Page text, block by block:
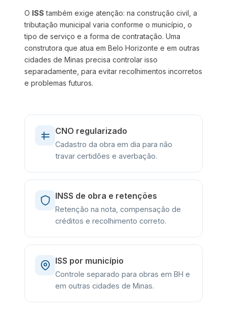
O ISS também exige atenção: na construção civil, a
tributação municipal varia conforme o município, o
tipo de serviço e a forma de contratação. Uma
construtora que atua em Belo Horizonte e em outras
cidades de Minas precisa controlar isso
separadamente, para evitar recolhimentos incorretos
e problemas futuros.
CNO regularizado
Cadastro da obra em dia para não
travar certidões e averbação.
INSS de obra e retenções
Retenção na nota, compensação de
créditos e recolhimento correto.
ISS por município
Controle separado para obras em BH e
em outras cidades de Minas.